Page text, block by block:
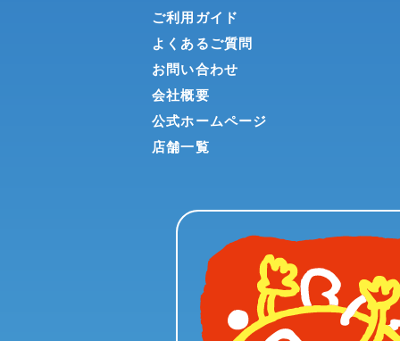
ご利用ガイド
よくあるご質問
お問い合わせ
会社概要
公式ホームページ
店舗一覧